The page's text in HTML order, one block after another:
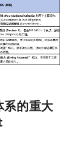
系的重大